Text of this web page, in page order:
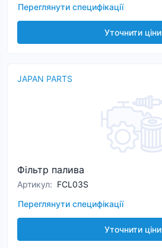
Переглянути специфікації
Уточнити ціни
JAPAN PARTS
Фільтр палива
Артикул: FCL03S
Переглянути специфікації
Уточнити ціни